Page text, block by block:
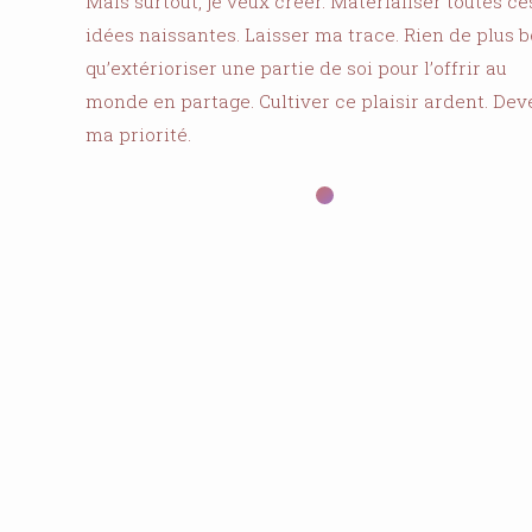
idées naissantes. Laisser ma trace. Rien de plus
qu’extérioriser une partie de soi pour l’offrir au
monde en partage. Cultiver ce plaisir ardent.
ma priorité.